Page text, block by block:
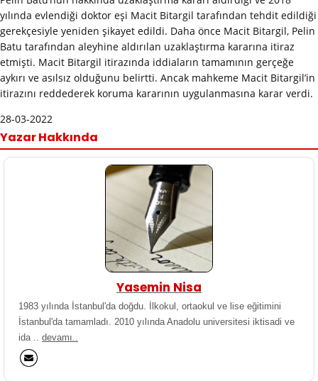
yılında evlendiği doktor eşi Macit Bitargil tarafından tehdit edildiği
gerekçesiyle yeniden şikayet edildi. Daha önce Macit Bitargil, Pelin
Batu tarafından aleyhine aldırılan uzaklaştırma kararına itiraz
etmişti. Macit Bitargil itirazında iddiaların tamamının gerçeğe
aykırı ve asılsız olduğunu belirtti. Ancak mahkeme Macit Bitargil’in
itirazını reddederek koruma kararının uygulanmasına karar verdi.
28-03-2022
Yazar Hakkında
Yasemin Nisa
1983 yılında İstanbul'da doğdu. İlkokul, ortaokul ve lise eğitimini
İstanbul'da tamamladı. 2010 yılında Anadolu universitesi iktisadi ve
ida .. devamı..